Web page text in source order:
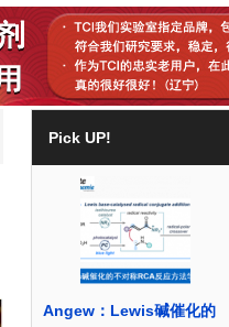
Pick UP!
Angew：Lewis碱催化的